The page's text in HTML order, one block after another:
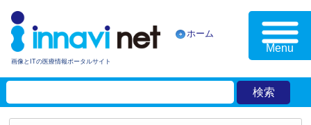
画像とITの医療情報ポータルサイト
ホーム
Menu